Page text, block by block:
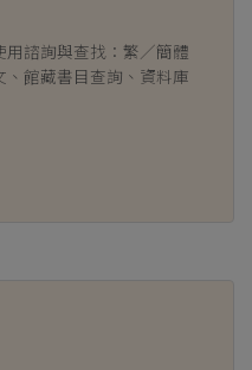
諮詢與查找：繁／簡體
館藏書目查詢、資料庫